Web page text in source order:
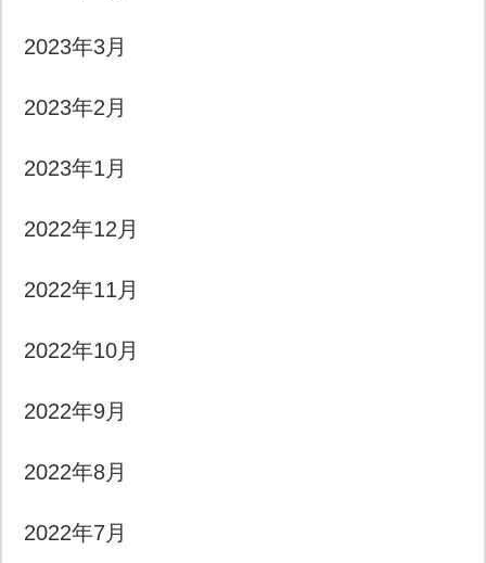
2023年3月
2023年2月
2023年1月
2022年12月
2022年11月
2022年10月
2022年9月
2022年8月
2022年7月